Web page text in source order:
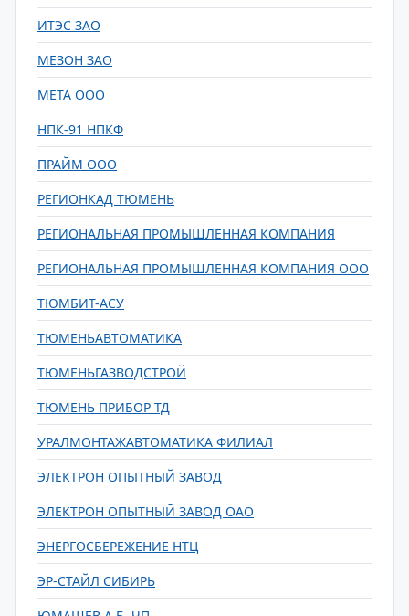
ИТЭС ЗАО
МЕЗОН ЗАО
МЕТА ООО
НПК-91 НПКФ
ПРАЙМ ООО
РЕГИОНКАД ТЮМЕНЬ
РЕГИОНАЛЬНАЯ ПРОМЫШЛЕННАЯ КОМПАНИЯ
РЕГИОНАЛЬНАЯ ПРОМЫШЛЕННАЯ КОМПАНИЯ ООО
ТЮМБИТ-АСУ
ТЮМЕНЬАВТОМАТИКА
ТЮМЕНЬГАЗВОДСТРОЙ
ТЮМЕНЬ ПРИБОР ТД
УРАЛМОНТАЖАВТОМАТИКА ФИЛИАЛ
ЭЛЕКТРОН ОПЫТНЫЙ ЗАВОД
ЭЛЕКТРОН ОПЫТНЫЙ ЗАВОД ОАО
ЭНЕРГОСБЕРЕЖЕНИЕ НТЦ
ЭР-СТАЙЛ СИБИРЬ